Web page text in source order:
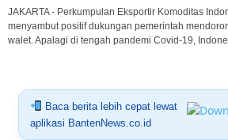
JAKARTA - Perkumpulan Eksportir Komoditas
menyambut positif dukungan pemerintah
walet. Apalagi di tengah pandemi Covid-19,
Baca berita lebih cepat lewat
aplikasi BantenNews.co.id